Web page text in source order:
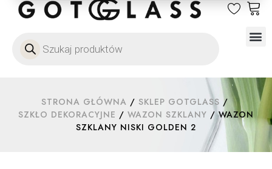
STRONA GŁÓWNA / SKLEP GOTGLASS /
SZKŁO DEKORACYJNE / WAZON SZKLANY / WAZON
SZKLANY NISKI GOLDEN 2